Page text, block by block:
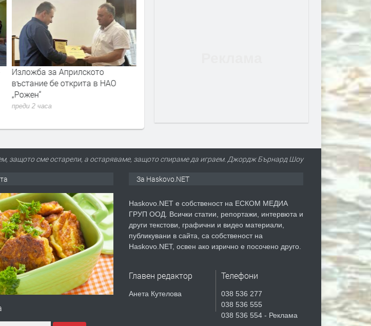
Изложба за Априлското
въстание бе открита в НАО
„Рожен“
преди 2 часа
/ВИДЕО/ Схемата с
родопски лечители и
мехлеми продължава
защото сме остарели, а остаряваме, защото спираме да играем. Джордж Бърнард Шоу
За Haskovo.NET
Haskovo.NET е собственост на ЕСКОМ МЕДИА
ГРУП ООД. Всички статии, репортажи, интервюта и
други текстови, графични и видео материали,
публикувани в сайта, са собственост на
Haskovo.NET, освен ако изрично е посочено друго.
Главен редактор
Анета Кутелова
Телефони
038 536 277
038 536 555
038 536 554 - Реклама